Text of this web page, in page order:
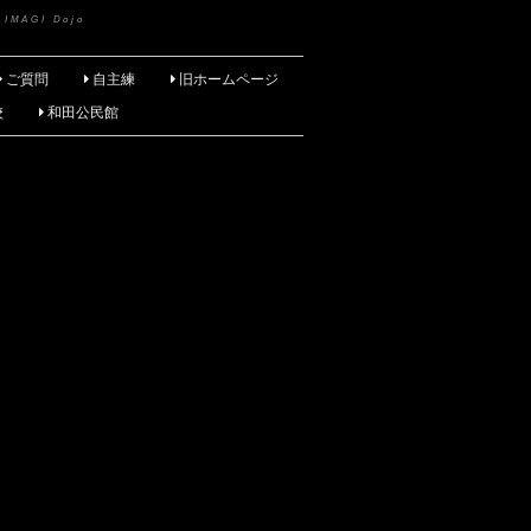
IMAGI Dojo
ご質問 自主練
旧ホームページ
和田公民館